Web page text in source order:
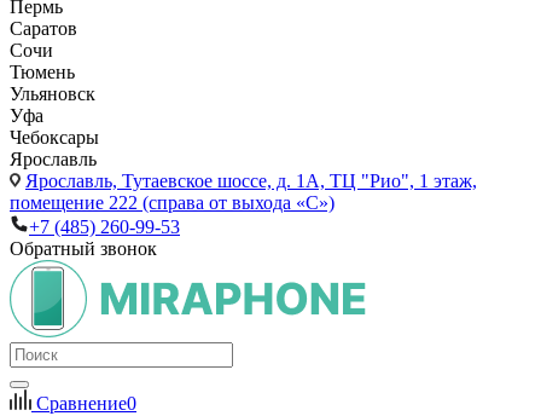
Пермь
Саратов
Сочи
Тюмень
Ульяновск
Уфа
Чебоксары
Ярославль
Ярославль, Тутаевское шоссе, д. 1А, ТЦ "Рио", 1 этаж,
помещение 222 (справа от выхода «С»)
+7 (485) 260-99-53
Обратный звонок
Сравнение0